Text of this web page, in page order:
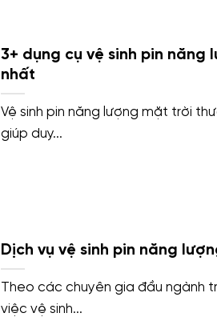
3+ dụng cụ vệ sinh pin
nhất
Vệ sinh pin năng lượng mặt trời
giúp duy...
Dịch vụ vệ sinh pin năng
Theo các chuyên gia đầu ngành
việc vệ sinh...